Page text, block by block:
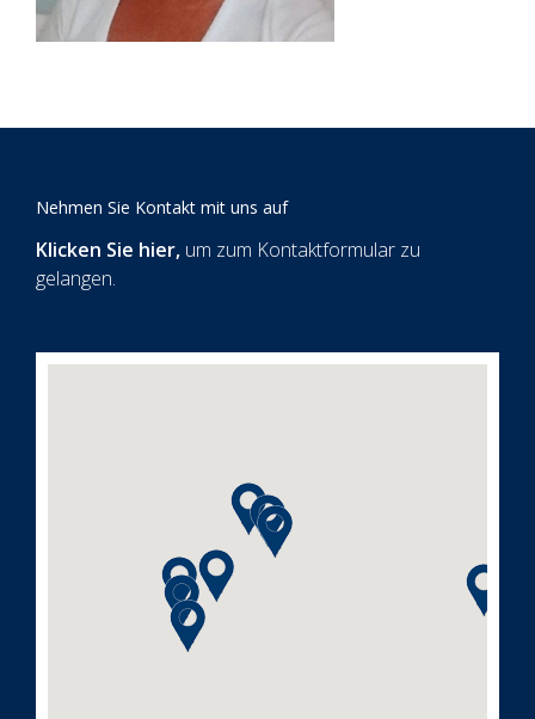
Nehmen Sie Kontakt mit uns auf
Klicken Sie hier, um zum Kontaktformular zu
gelangen.